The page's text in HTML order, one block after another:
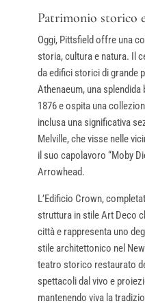
Patrimonio storico
Oggi, Pittsfield offre una
storia, cultura e natura. Il
da edifici storici di grande
Athenaeum, una
1876 e ospita una
inclusa una significativa
Melville, che visse nelle
il suo capolavoro “Moby
Arrowhead.
L’Edificio Crown,
struttura in stile Art Deco
città e rappresenta uno
stile architettonico nel
teatro storico restaurato
spettacoli dal vivo e
mantenendo viva la